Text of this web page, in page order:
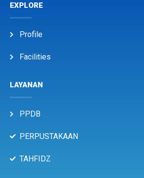
EXPLORE
Profile
Facilities
LAYANAN
PPDB
PERPUSTAKAAN
TAHFIDZ